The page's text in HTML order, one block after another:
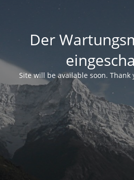
Der
Site will be available soon.